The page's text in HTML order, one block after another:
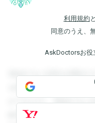
利用規約 と
同意のうえ、
AskDoctorsお役
登録すると回答を閲覧
を閲覧することができ
ができます。登録する
録すると回答を閲覧す